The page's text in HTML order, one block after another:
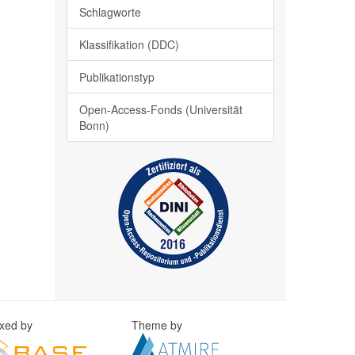
Schlagworte
Klassifikation (DDC)
Publikationstyp
Open-Access-Fonds (Universität
Bonn)
by Theme by